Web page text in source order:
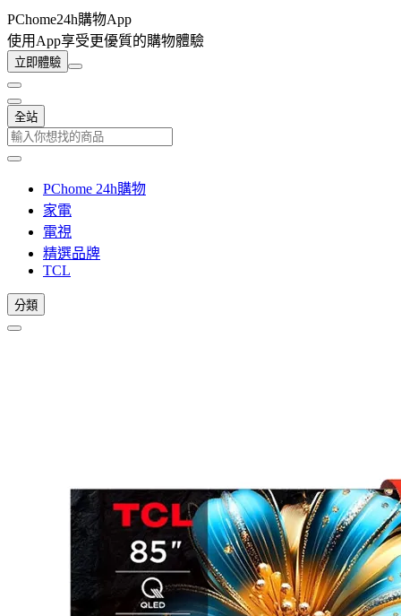
PChome24h購物App
使用App享受更優質的購物體驗
立即體驗
全站
PChome 24h購物
家電
電視
精選品牌
TCL
分類